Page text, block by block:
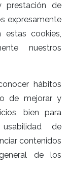
prestación de
expresamente
cookies,
nuestros
hábitos
de mejorar y
bien para
de
contenidos
de los